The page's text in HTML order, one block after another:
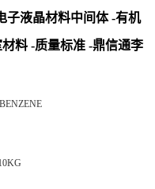
子液晶材料中间体 -有机
料 -质量标准 -鼎信通李